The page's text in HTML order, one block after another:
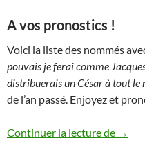
A vos pronostics !
Voici la liste des nommés
pouvais je ferai comme
distribuerais un César à tout le
de l’an passé. Enjoyez et
Continuer la lecture de →